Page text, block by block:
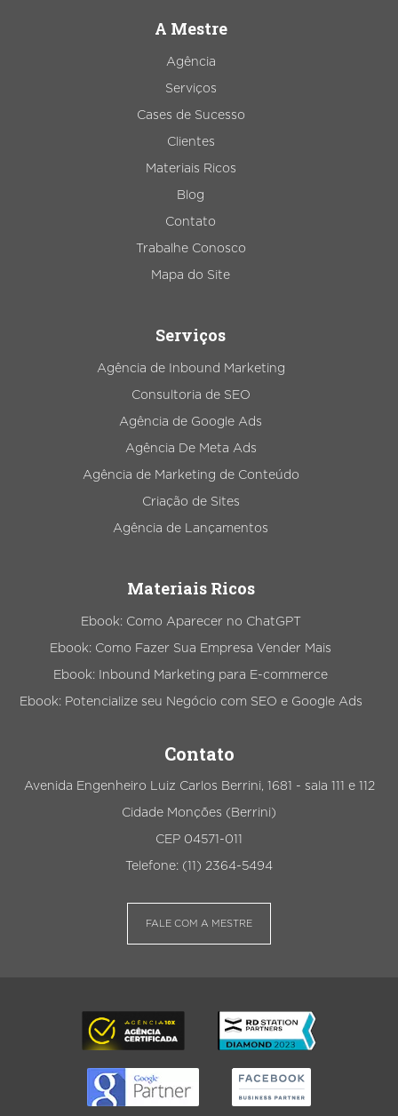
A Mestre
Agência
Serviços
Cases de Sucesso
Clientes
Materiais Ricos
Blog
Contato
Trabalhe Conosco
Mapa do Site
Serviços
Agência de Inbound Marketing
Consultoria de SEO
Agência de Google Ads
Agência De Meta Ads
Agência de Marketing de Conteúdo
Criação de Sites
Agência de Lançamentos
Materiais Ricos
Ebook: Como Aparecer no ChatGPT
Ebook: Como Fazer Sua Empresa Vender Mais
Ebook: Inbound Marketing para E-commerce
Ebook: Potencialize seu Negócio com SEO e Google Ads
Contato
Avenida Engenheiro Luiz Carlos Berrini, 1681 - sala 111 e 112
Cidade Monções (Berrini)
CEP 04571-011
Telefone: (11) 2364-5494
FALE COM A MESTRE